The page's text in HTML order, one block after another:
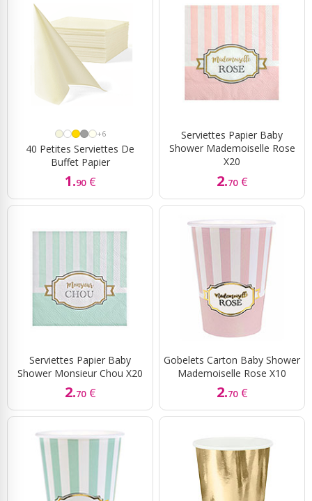
+6
40 Petites Serviettes De
Buffet Papier
1.90 €
Serviettes Papier Baby
Shower Mademoiselle Rose
X20
2.70 €
Serviettes Papier Baby
Shower Monsieur Chou X20
2.70 €
Gobelets Carton Baby Shower
Mademoiselle Rose X10
2.70 €